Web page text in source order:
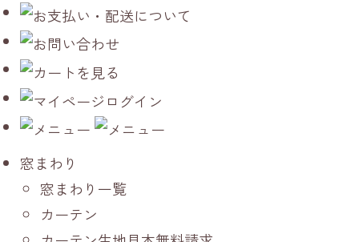
窓まわり
窓まわり一覧
カーテン